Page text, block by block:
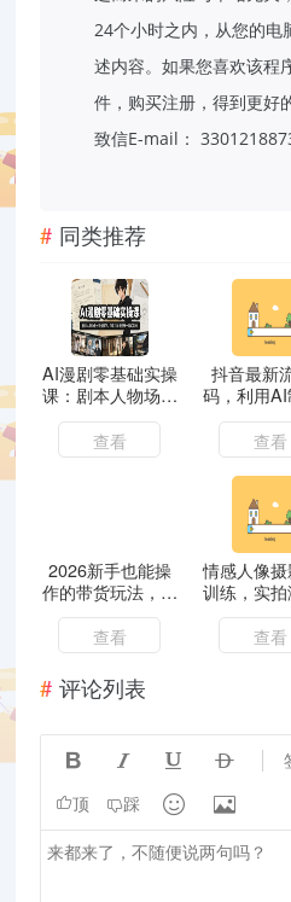
24个小时之内，从您的电
述内容。如果您喜欢该程
件，购买注册，得到更好
致信E-mail：
同类推荐
AI漫剧零基础实操
课：剧本人物场景
分镜全教学，AI生
片配音剪辑一站式
落地
查看
抖音最新
码，利用
种角色唱
（包含详细
制作教
查看
2026新手也能操
作的带货玩法，用
这个方法零门槛，
轻松月入10000+
查看
情感人像
训练，实
0开始学人
（24节
查看
评论列表
   
顶 踩  